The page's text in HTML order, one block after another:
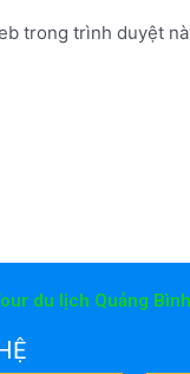
trong trình duyệt
du lịch Quảng Bình